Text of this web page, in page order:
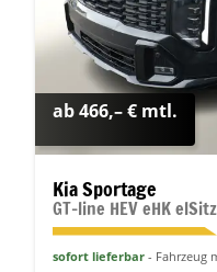
ab 466,– € mtl.
Kia Sportage
GT-line HEV eHK
sofort lieferbar Fahrzeug